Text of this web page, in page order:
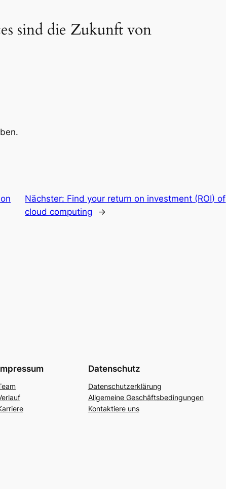
sind die Zukunft von
Nächster: Find your return on investment (ROI) of
cloud computing
→
Datenschutz
Datenschutzerklärung
Allgemeine Geschäftsbedingungen
Kontaktiere uns